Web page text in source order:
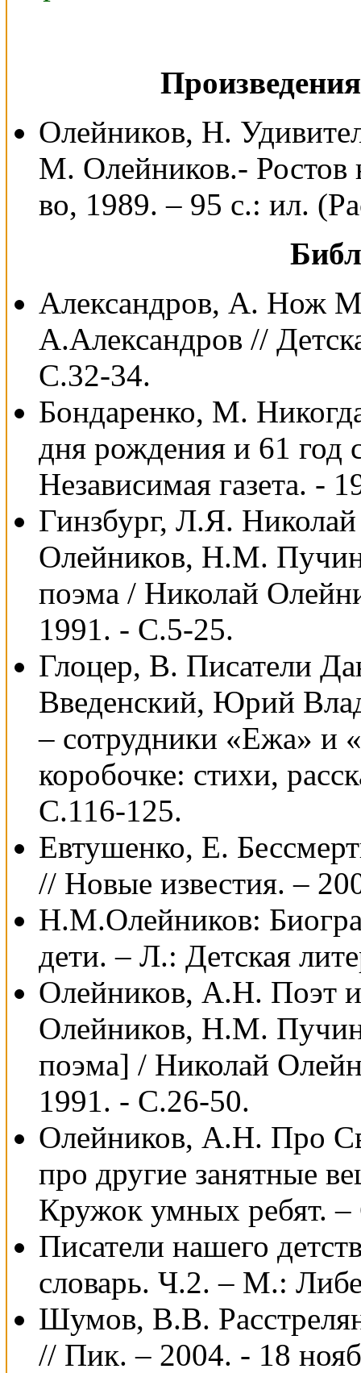
Олейников, Н.
М. Олейников.- Ростов
во, 1989. – 95 с.: ил.
Александров, А. Нож
А.Александров //
С.32-34.
Бондаренко, М.
дня pождения и 61 год
Независимая газета. -
Гинзбург, Л.Я.
Олейников, Н.М.
поэма / Николай
1991. - С.5-25.
Глоцер, В. Писатели
Введенский, Юрий
– сотрудники «Ежа» и
коробочке: стихи,
С.116-125.
Евтушенко, Е.
// Новые известия. –
Н.М.Олейников:
дети. – Л.: Детская
Олейников, А.Н. Поэт
Олейников, Н.М.
поэма] / Николай
1991. - С.26-50.
Олейников, А.Н. Про
про другие занятные
Кружок умных ребят.
Писатели нашего
словарь. Ч.2. – М.:
Шумов, В.В.
// Пик. – 2004. - 18